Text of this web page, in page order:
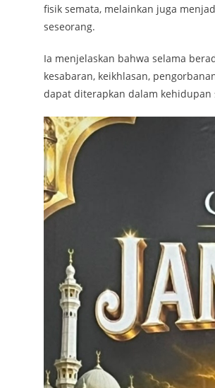
fisik semata, melainkan juga
seseorang.
Ia menjelaskan bahwa selama
kesabaran, keikhlasan,
dapat diterapkan dalam